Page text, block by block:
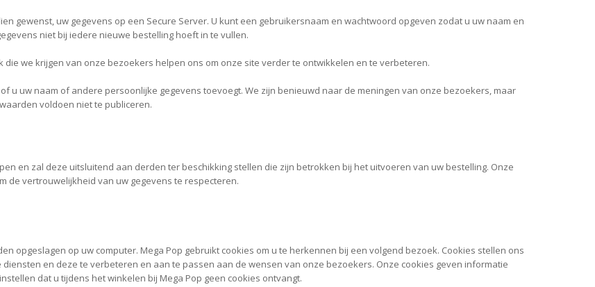
gewenst, uw gegevens op een Secure Server. U kunt een gebruikersnaam en wachtwoord opgeven zodat u uw naam en
niet bij iedere nieuwe bestelling hoeft in te vullen.
we krijgen van onze bezoekers helpen ons om onze site verder te ontwikkelen en te verbeteren.
u uw naam of andere persoonlijke gegevens toevoegt. We zijn benieuwd naar de meningen van onze bezoekers, maar
voldoen niet te publiceren.
en zal deze uitsluitend aan derden ter beschikking stellen die zijn betrokken bij het uitvoeren van uw bestelling. Onze
de vertrouwelijkheid van uw gegevens te respecteren.
opgeslagen op uw computer. Mega Pop gebruikt cookies om u te herkennen bij een volgend bezoek. Cookies stellen ons
en deze te verbeteren en aan te passen aan de wensen van onze bezoekers. Onze cookies geven informatie
dat u tijdens het winkelen bij Mega Pop geen cookies ontvangt.